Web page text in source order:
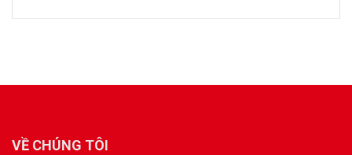
VỀ CHÚNG TÔI